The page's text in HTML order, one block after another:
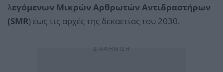
λεγόμενων Μικρών Αρθρωτών Αντιδραστήρων
(SMR) έως τις αρχές της δεκαετίας του 2030.